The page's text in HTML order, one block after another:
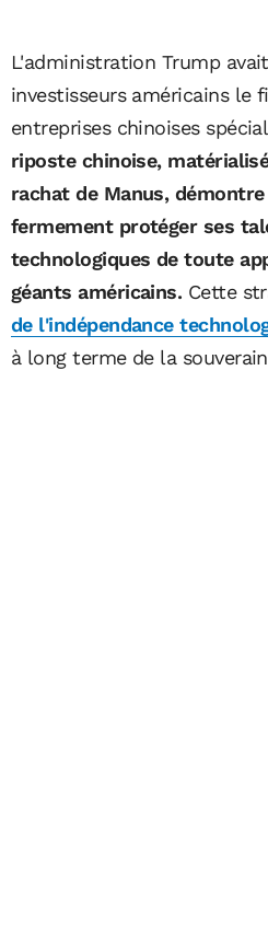
L'administration Trump
investisseurs américains le
entreprises chinoises
riposte chinoise,
rachat de Manus,
fermement protéger ses
technologiques de toute
géants américains. Cette
de l'indépendance
à long terme de la